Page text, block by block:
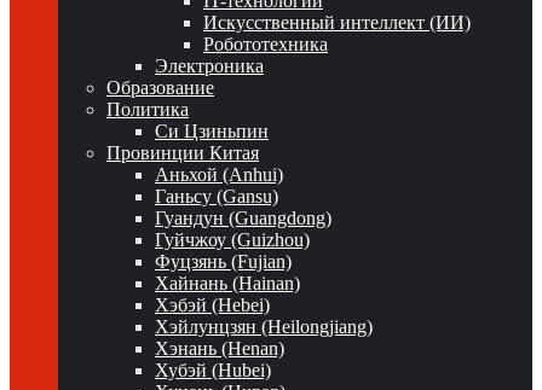
Искусственный интеллект (ИИ)
Робототехника
Электроника
Образование
Политика
Си Цзиньпин
Провинции Китая
Аньхой (Anhui)
Ганьсу (Gansu)
Гуандун (Guangdong)
Гуйчжоу (Guizhou)
Фуцзянь (Fujian)
Хайнань (Hainan)
Хэбэй (Hebei)
Хэйлунцзян (Heilongjiang)
Хэнань (Henan)
Хубэй (Hubei)